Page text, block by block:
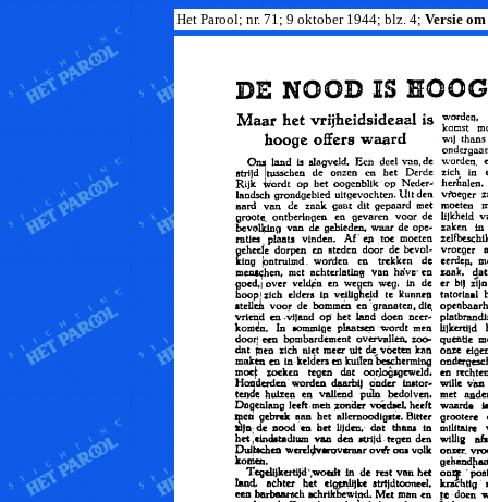
Het Parool; nr. 71; 9 oktober 1944; blz. 4; Versie